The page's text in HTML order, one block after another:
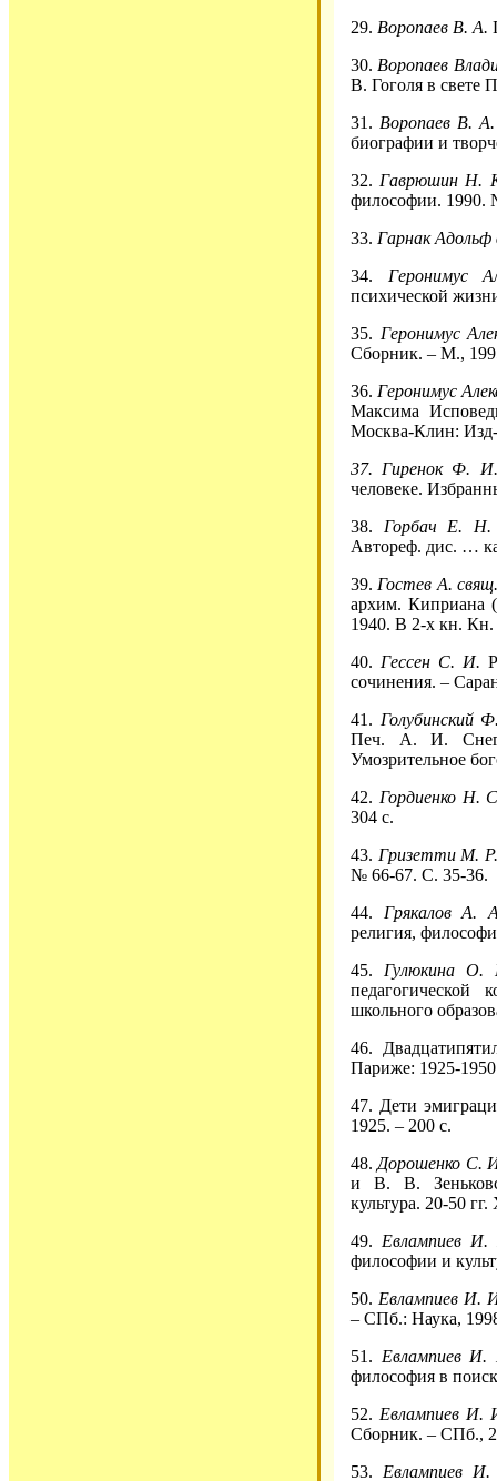
29. Воропаев В. А.
30. Воропаев
В. Гоголя в свете
31. Воропаев В.
биографии и
32. Гаврюшин Н.
философии. 1990.
33. Гарнак
34. Геронимус
психической
35. Геронимус
Сборник. – М.,
36. Геронимус
Максима
Москва-Клин:
37. Гиренок Ф.
человеке.
38. Горбач Е. Н.
Автореф. дис. …
39. Гостев А.
архим. Киприана
1940. В 2-х кн.
40. Гессен С. И.
сочинения. –
41. Голубинский
Печ. А. И.
Умозрительное
42. Гордиенко Н.
304 с.
43. Гризетти М.
№ 66-67. С. 35-36.
44. Грякалов А.
религия,
45. Гулюкина
школьного
46.
Париже: 1925-
47. Дети
1925. – 200 с.
48. Дорошенко С.
и В. В.
культура. 20-50
49. Евлампиев
философии и
50. Евлампиев И.
– СПб.: Наука,
51. Евлампиев
философия в
52. Евлампиев И.
Сборник. – СПб.,
53. Евлампиев